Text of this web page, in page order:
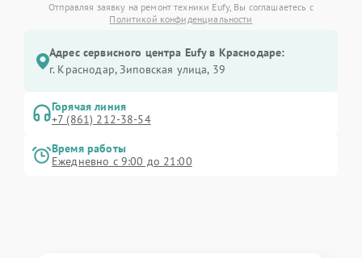
Отправляя заявку на ремонт техники Eufy, Вы соглашаетесь с
Политикой конфиденциальности
Адрес сервисного центра Eufy в Краснодаре:
г. Краснодар, Зиповская улица, 39
Горячая линия
+7 (861) 212-38-54
Время работы
Ежедневно с 9:00 до 21:00